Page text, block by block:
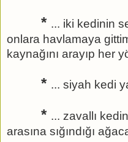
* ... iki kedinin
onlara havlamaya
kaynağını arayıp her
* ... siyah kedi
* ... zavallı
arasına sığındığı